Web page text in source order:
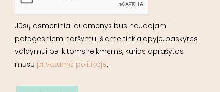
Jūsų asmeniniai duomenys bus naudojami
patogesniam naršymui šiame tinklalapyje, paskyros
valdymui bei kitoms reikmėms, kurios aprašytos
mūsų privatumo politikoje.